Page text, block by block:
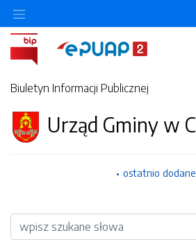
Biuletyn Informacji Publicznej
Urząd Gminy w
ostatnio dodane
Wyszukiwarka